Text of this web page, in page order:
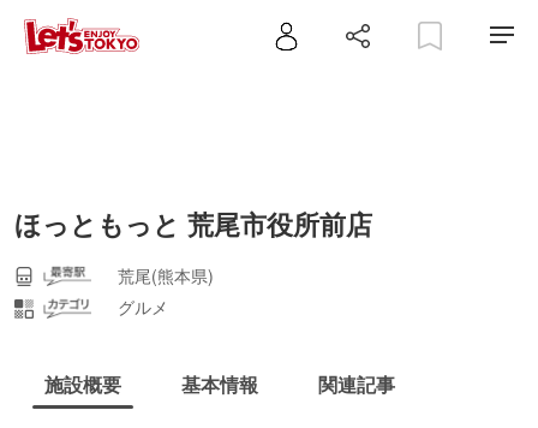
ほっともっと 荒尾市役所前店
荒尾(熊本県)
グルメ
施設概要 基本情報 関連記事